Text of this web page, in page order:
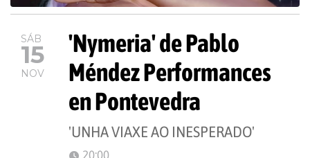
SÁB
15
NOV
'Nymeria' de Pablo
Méndez Performances
en Pontevedra
'UNHA VIAXE AO INESPERADO'